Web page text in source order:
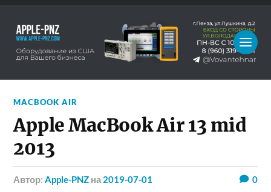
MACBOOK AIR
Apple MacBook Air 13 mid
2013
Автор:Apple-PNZ на 2019-07-01 0